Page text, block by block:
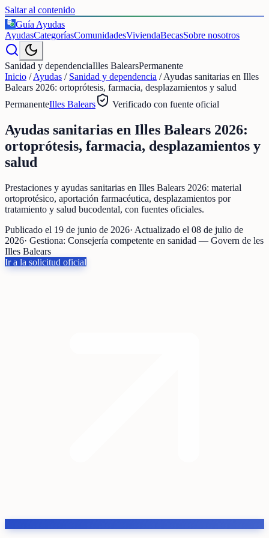
Saltar al contenido
€
Guía Ayudas
AyudasCategoríasComunidadesViviendaBecasSobre nosotros
Sanidad y dependenciaIlles BalearsPermanente
Inicio /Ayudas / Sanidad y dependencia /Ayudas sanitarias en Illes
Balears 2026: ortoprótesis, farmacia, desplazamientos y salud
PermanenteIlles Balears Verificado con fuente oficial
Ayudas sanitarias en Illes Balears 2026:
ortoprótesis, farmacia, desplazamientos y
salud
Prestaciones y ayudas sanitarias en Illes Balears 2026: material
ortoprotésico, aportación farmacéutica, desplazamientos por
tratamiento y salud bucodental, con fuentes oficiales.
Publicado el 19 de junio de 2026· Actualizado el 08 de julio de
2026· Gestiona: Consejería competente en sanidad — Govern de les
Illes Balears
Ir a la solicitud oficial